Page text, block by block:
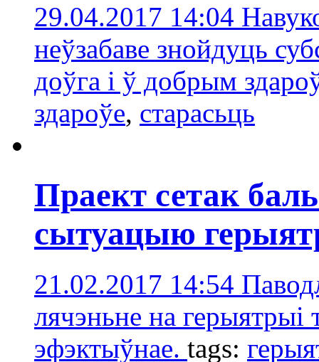
29.04.2017 14:04
неўзабаве знойдуць
доўга і ў добрым
здароўе, старасьць
Праект сетак
сытуацыю
21.02.2017 14:54
лячэньне на
эфэктыўнае. tags: